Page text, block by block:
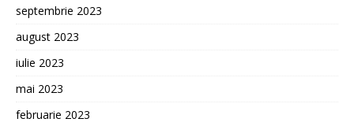
septembrie 2023
august 2023
iulie 2023
mai 2023
februarie 2023